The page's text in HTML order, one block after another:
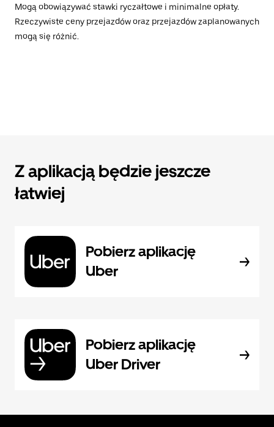
Mogą obowiązywać stawki ryczałtowe i minimalne opłaty.
Rzeczywiste ceny przejazdów oraz przejazdów zaplanowanych
mogą się różnić.
Z aplikacją będzie jeszcze
łatwiej
Pobierz aplikację
Uber
Pobierz aplikację
Uber Driver